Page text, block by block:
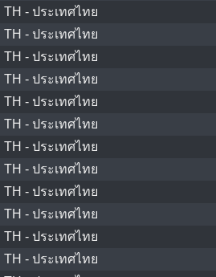
TH - ประเทศไทย
TH - ประเทศไทย
TH - ประเทศไทย
TH - ประเทศไทย
TH - ประเทศไทย
TH - ประเทศไทย
TH - ประเทศไทย
TH - ประเทศไทย
TH - ประเทศไทย
TH - ประเทศไทย
TH - ประเทศไทย
TH - ประเทศไทย